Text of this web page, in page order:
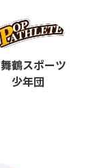
鶴スポーツ
少年団